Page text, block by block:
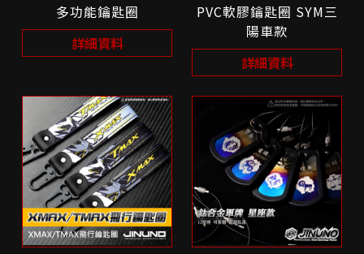
多功能鑰匙圈
詳細資料
PVC軟膠鑰匙圈 SYM三
陽車款
詳細資料